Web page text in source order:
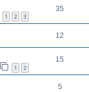
1 2 3
35
12
1 2
15
5